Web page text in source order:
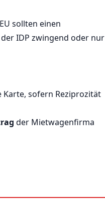
sollten einen
IDP zwingend oder nur
sofern Reziprozität
der Mietwagenfirma